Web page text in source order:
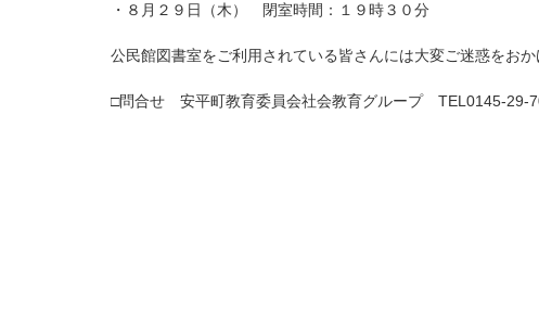
・８月２９日（木） 閉室時間：１９時３０分
公民館図書室をご利用されている皆さんには大変ご迷惑をお
□問合せ 安平町教育委員会社会教育グループ TEL0145-29-